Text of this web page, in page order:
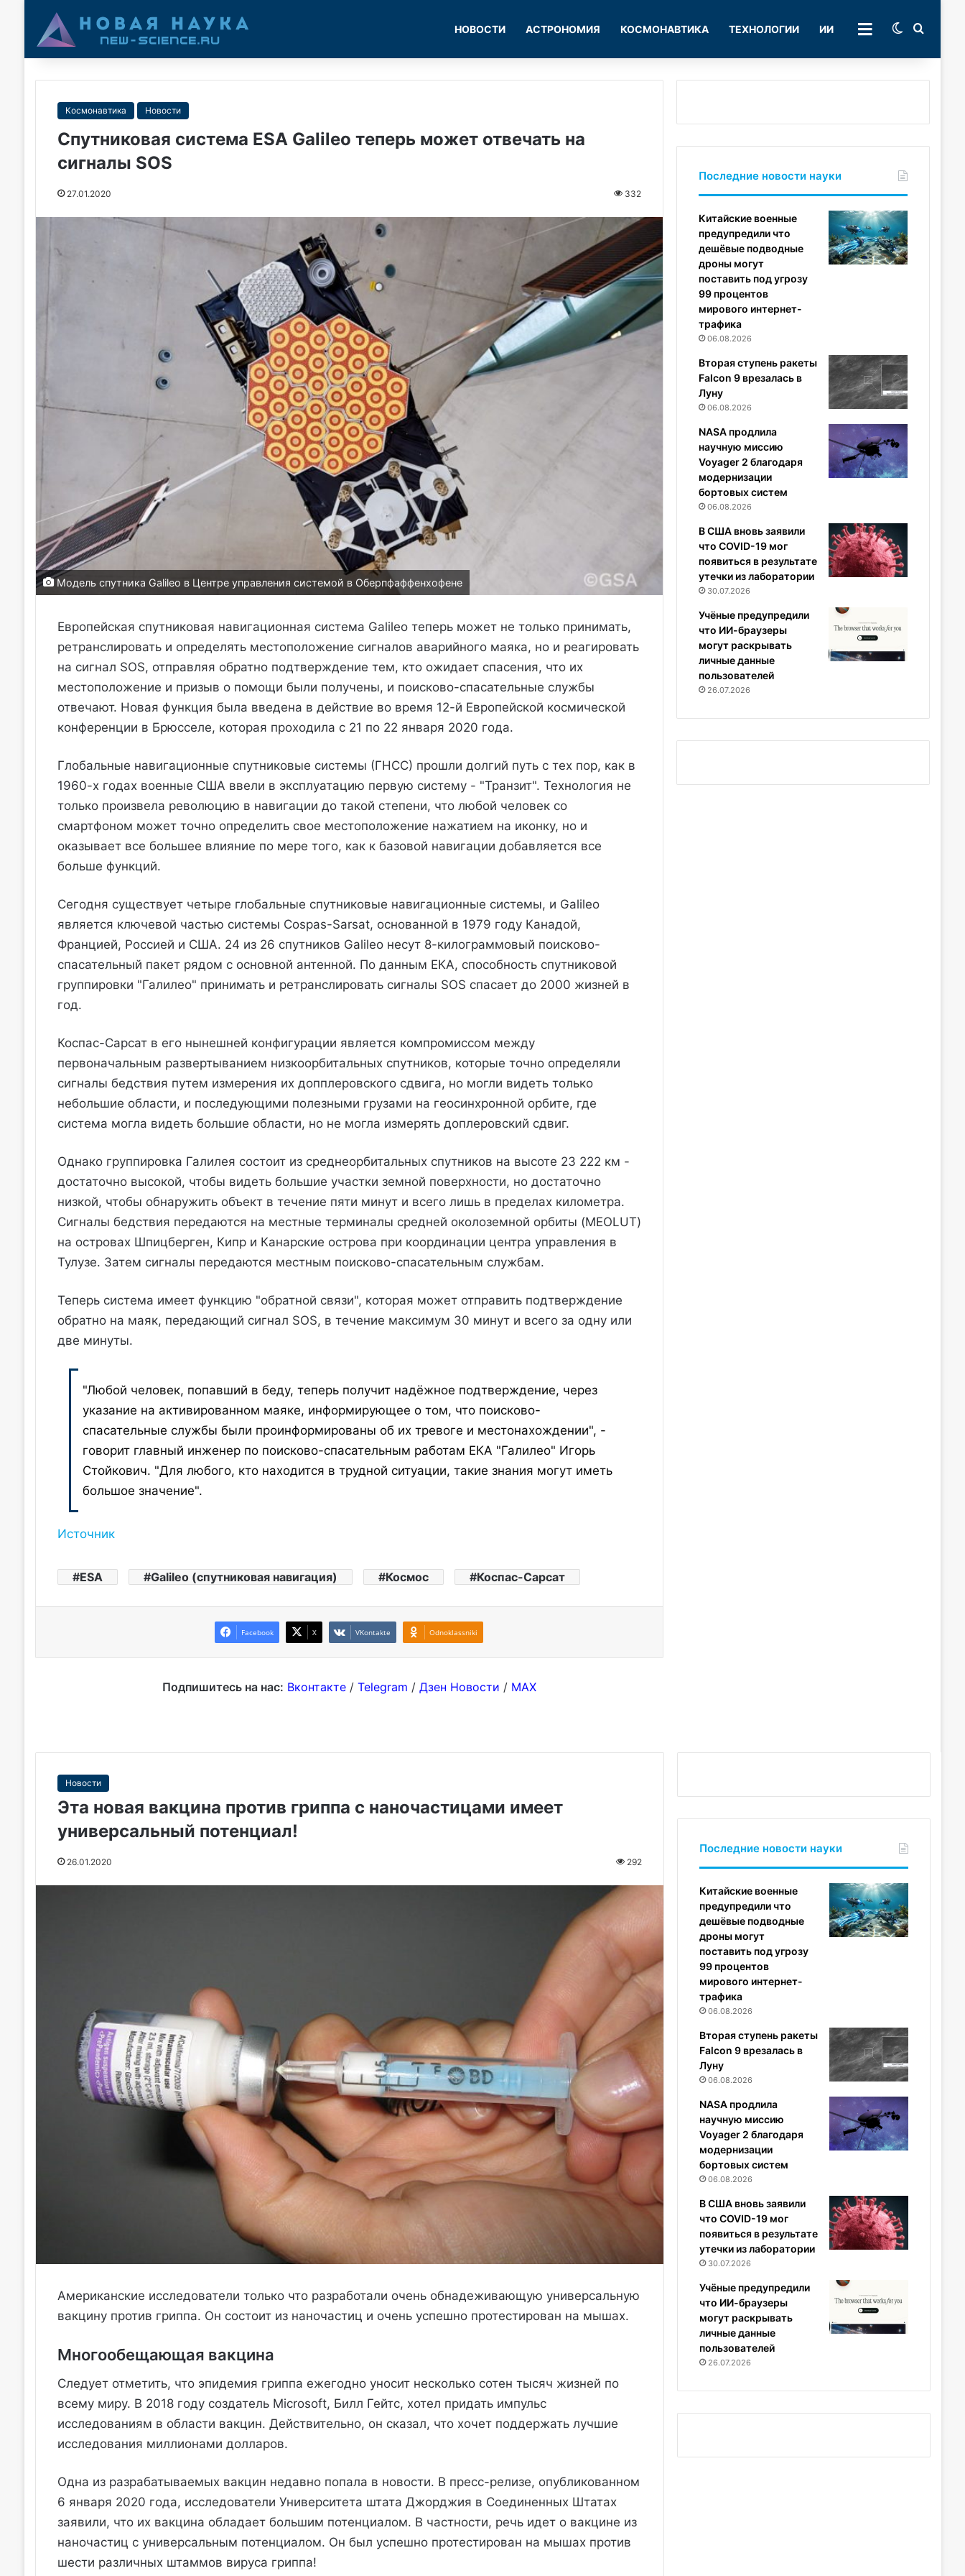
НОВОСТИ АСТРОНОМИЯ КОСМОНАВТИКА ТЕХНОЛОГИИ ИИ РУБРИКИSwitch skin
Космонавтика Новости
Спутниковая система ESA Galileo теперь может отвечать на
сигналы SOS
27.01.2020 332
Модель спутника Galileo в Центре управления системой в Оберпфаффенхофене
Европейская спутниковая навигационная система Galileo теперь может не только принимать,
ретранслировать и определять местоположение сигналов аварийного маяка, но и реагировать
на сигнал SOS, отправляя обратно подтверждение тем, кто ожидает спасения, что их
местоположение и призыв о помощи были получены, и поисково-спасательные службы
отвечают. Новая функция была введена в действие во время 12-й Европейской космической
конференции в Брюсселе, которая проходила с 21 по 22 января 2020 года.
Глобальные навигационные спутниковые системы (ГНСС) прошли долгий путь с тех пор, как в
1960-х годах военные США ввели в эксплуатацию первую систему - "Транзит". Технология не
только произвела революцию в навигации до такой степени, что любой человек со
смартфоном может точно определить свое местоположение нажатием на иконку, но и
оказывает все большее влияние по мере того, как к базовой навигации добавляется все
больше функций.
Сегодня существует четыре глобальные спутниковые навигационные системы, и Galileo
является ключевой частью системы Cospas-Sarsat, основанной в 1979 году Канадой,
Францией, Россией и США. 24 из 26 спутников Galileo несут 8-килограммовый поисково-
спасательный пакет рядом с основной антенной. По данным ЕКА, способность спутниковой
группировки "Галилео" принимать и ретранслировать сигналы SOS спасает до 2000 жизней в
год.
Коспас-Сарсат в его нынешней конфигурации является компромиссом между
первоначальным развертыванием низкоорбитальных спутников, которые точно определяли
сигналы бедствия путем измерения их допплеровского сдвига, но могли видеть только
небольшие области, и последующими полезными грузами на геосинхронной орбите, где
система могла видеть большие области, но не могла измерять доплеровский сдвиг.
Однако группировка Галилея состоит из среднеорбитальных спутников на высоте 23 222 км -
достаточно высокой, чтобы видеть большие участки земной поверхности, но достаточно
низкой, чтобы обнаружить объект в течение пяти минут и всего лишь в пределах километра.
Сигналы бедствия передаются на местные терминалы средней околоземной орбиты (MEOLUT)
на островах Шпицберген, Кипр и Канарские острова при координации центра управления в
Тулузе. Затем сигналы передаются местным поисково-спасательным службам.
Теперь система имеет функцию "обратной связи", которая может отправить подтверждение
обратно на маяк, передающий сигнал SOS, в течение максимум 30 минут и всего за одну или
две минуты.
"Любой человек, попавший в беду, теперь получит надёжное подтверждение, через
указание на активированном маяке, информирующее о том, что поисково-
спасательные службы были проинформированы об их тревоге и местонахождении", -
говорит главный инженер по поисково-спасательным работам ЕКА "Галилео" Игорь
Стойкович. "Для любого, кто находится в трудной ситуации, такие знания могут иметь
большое значение".
Источник
ESA Galileo (спутниковая навигация) Космос Коспас-Сарсат
Facebook X VKontakte Odnoklassniki
Подпишитесь на нас: Вконтакте/ Telegram / Дзен Новости / MAX
Последние новости науки
Китайские военные
предупредили что
дешёвые подводные
дроны могут
поставить под угрозу
99 процентов
мирового интернет-
трафика
06.08.2026
Вторая ступень ракеты
Falcon 9 врезалась в
Луну
06.08.2026
NASA продлила
научную миссию
Voyager 2 благодаря
модернизации
бортовых систем
06.08.2026
В США вновь заявили
что COVID-19 мог
появиться в результате
утечки из лаборатории
30.07.2026
Учёные предупредили
что ИИ-браузеры
могут раскрывать
личные данные
пользователей
26.07.2026